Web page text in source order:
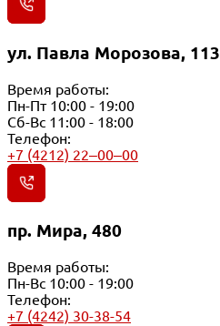
ул. Павла Морозова, 113
Время работы:
Пн-Пт 10:00 - 19:00
Сб-Вс 11:00 - 18:00
Телефон:
+7 (4212) 22‒00‒00
пр. Мира, 480
Время работы:
Пн-Вс 10:00 - 19:00
Телефон:
+7 (4242) 30-38-54